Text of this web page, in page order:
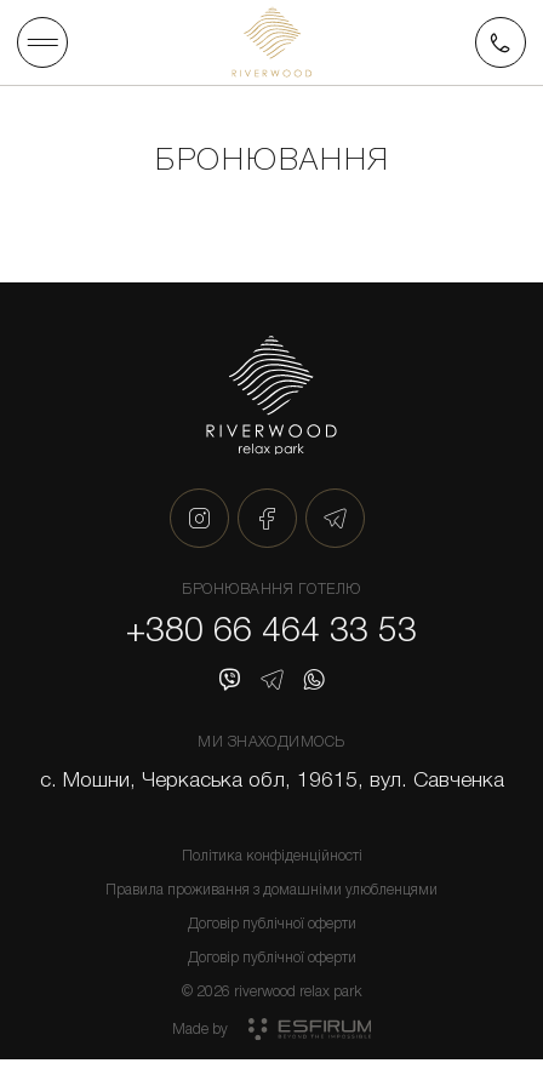
БРОНЮВАННЯ
БРОНЮВАННЯ ГОТЕЛЮ
+380 66 464 33 53
МИ ЗНАХОДИМОСЬ
с. Мошни, Черкаська обл, 19615, вул. Савченка
Політика конфіденційності
Правила проживання з домашніми улюбленцями
Договір публічної оферти
Договір публічної оферти
© 2026 riverwood relax park
Made by